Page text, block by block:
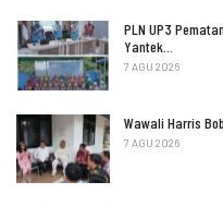
PLN UP3
Yantek…
7 AGU 2026
Wawali Harris
7 AGU 2026